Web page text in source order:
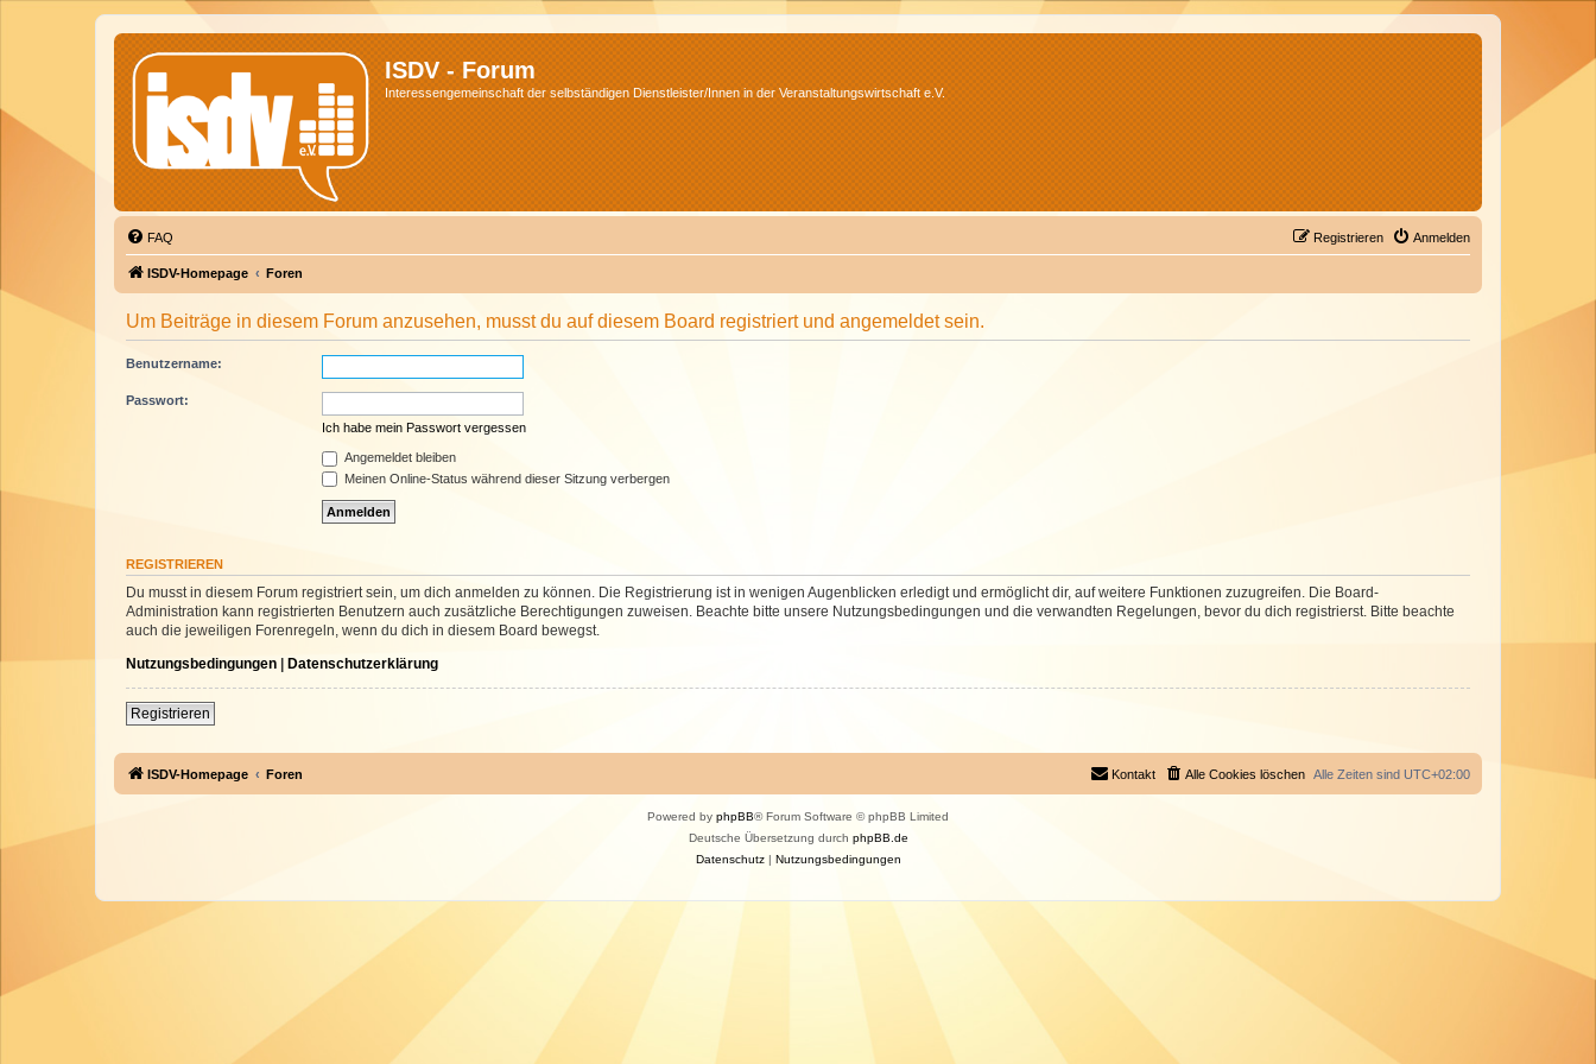
ISDV - Forum
Interessengemeinschaft der selbständigen Dienstleister/Innen in der Veranstaltungswirtschaft e.V.
FAQ Anmelden
Registrieren
ISDV-Homepage Foren
Um Beiträge in diesem Forum anzusehen, musst du auf diesem Board registriert und angemeldet sein.
Benutzername:
Passwort:
Ich habe mein Passwort vergessen
Angemeldet bleiben
Meinen Online-Status während dieser Sitzung verbergen
REGISTRIEREN
Du musst in diesem Forum registriert sein, um dich anmelden zu können. Die Registrierung ist in wenigen Augenblicken erledigt und ermöglicht dir, auf weitere Funktionen zuzugreifen. Die Board-
Administration kann registrierten Benutzern auch zusätzliche Berechtigungen zuweisen. Beachte bitte unsere Nutzungsbedingungen und die verwandten Regelungen, bevor du dich registrierst. Bitte beachte
auch die jeweiligen Forenregeln, wenn du dich in diesem Board bewegst.
Nutzungsbedingungen | Datenschutzerklärung
Registrieren
ISDV-Homepage Foren Alle Zeiten sind UTC+02:00
Alle Cookies löschen
Kontakt
Powered by phpBB® Forum Software © phpBB Limited
Deutsche Übersetzung durch phpBB.de
Datenschutz| Nutzungsbedingungen